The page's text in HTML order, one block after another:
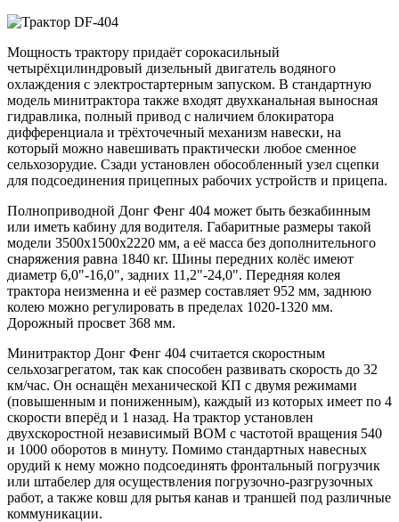
Мощность трактору придаёт сорокасильный
четырёхцилиндровый дизельный двигатель водяного
охлаждения с электростартерным запуском. В стандартную
модель минитрактора также входят двухканальная выносная
гидравлика, полный привод с наличием блокиратора
дифференциала и трёхточечный механизм навески, на
который можно навешивать практически любое сменное
сельхозорудие. Сзади установлен обособленный узел сцепки
для подсоединения прицепных рабочих устройств и прицепа.
Полноприводной Донг Фенг 404 может быть безкабинным
или иметь кабину для водителя. Габаритные размеры такой
модели 3500х1500х2220 мм, а её масса без дополнительного
снаряжения равна 1840 кг. Шины передних колёс имеют
диаметр 6,0"-16,0", задних 11,2"-24,0". Передняя колея
трактора неизменна и её размер составляет 952 мм, заднюю
колею можно регулировать в пределах 1020-1320 мм.
Дорожный просвет 368 мм.
Минитрактор Донг Фенг 404 считается скоростным
сельхозагрегатом, так как способен развивать скорость до 32
км/час. Он оснащён механической КП с двумя режимами
(повышенным и пониженным), каждый из которых имеет по 4
скорости вперёд и 1 назад. На трактор установлен
двухскоростной независимый ВОМ с частотой вращения 540
и 1000 оборотов в минуту. Помимо стандартных навесных
орудий к нему можно подсоединять фронтальный погрузчик
или штабелер для осуществления погрузочно-разгрузочных
работ, а также ковш для рытья канав и траншей под различные
коммуникации.